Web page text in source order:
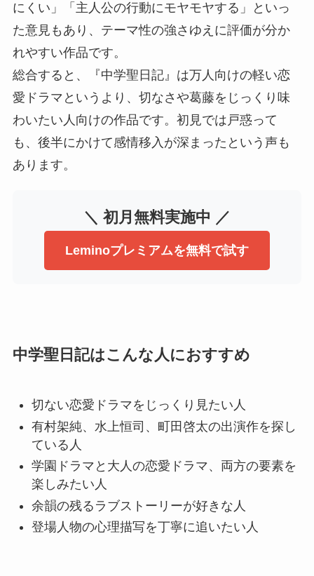
にくい」「主人公の行動にモヤモヤする」といっ
た意見もあり、テーマ性の強さゆえに評価が分か
れやすい作品です。
総合すると、『中学聖日記』は万人向けの軽い恋
愛ドラマというより、切なさや葛藤をじっくり味
わいたい人向けの作品です。初見では戸惑って
も、後半にかけて感情移入が深まったという声も
あります。
＼ 初月無料実施中 ／
Leminoプレミアムを無料で試す
中学聖日記はこんな人におすすめ
切ない恋愛ドラマをじっくり見たい人
有村架純、水上恒司、町田啓太の出演作を探し
ている人
学園ドラマと大人の恋愛ドラマ、両方の要素を
楽しみたい人
余韻の残るラブストーリーが好きな人
登場人物の心理描写を丁寧に追いたい人